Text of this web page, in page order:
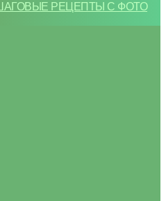
РЕЦЕПТЫ С ФОТО